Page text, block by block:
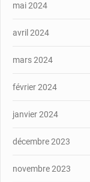
mai 2024
avril 2024
mars 2024
février 2024
janvier 2024
décembre 2023
novembre 2023